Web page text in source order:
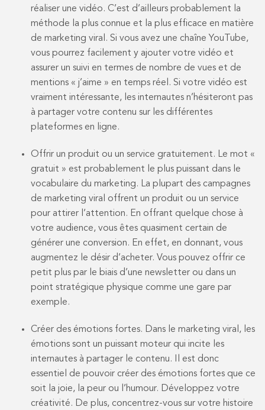
réaliser une vidéo. C’est d’ailleurs probablement la
méthode la plus connue et la plus efficace en matière
de marketing viral. Si vous avez une chaîne YouTube,
vous pourrez facilement y ajouter votre vidéo et
assurer un suivi en termes de nombre de vues et de
mentions « j’aime » en temps réel. Si votre vidéo est
vraiment intéressante, les internautes n’hésiteront pas
à partager votre contenu sur les différentes
plateformes en ligne.
Offrir un produit ou un service gratuitement. Le mot «
gratuit » est probablement le plus puissant dans le
vocabulaire du marketing. La plupart des campagnes
de marketing viral offrent un produit ou un service
pour attirer l’attention. En offrant quelque chose à
votre audience, vous êtes quasiment certain de
générer une conversion. En effet, en donnant, vous
augmentez le désir d’acheter. Vous pouvez offrir ce
petit plus par le biais d’une newsletter ou dans un
point stratégique physique comme une gare par
exemple.
Créer des émotions fortes. Dans le marketing viral, les
émotions sont un puissant moteur qui incite les
internautes à partager le contenu. Il est donc
essentiel de pouvoir créer des émotions fortes que ce
soit la joie, la peur ou l’humour. Développez votre
créativité. De plus, concentrez-vous sur votre histoire